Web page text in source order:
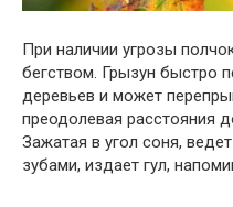
При наличии угрозы
бегством. Грызун быстро
деревьев и может
преодолевая расстояния
Зажатая в угол соня,
зубами, издает гул,